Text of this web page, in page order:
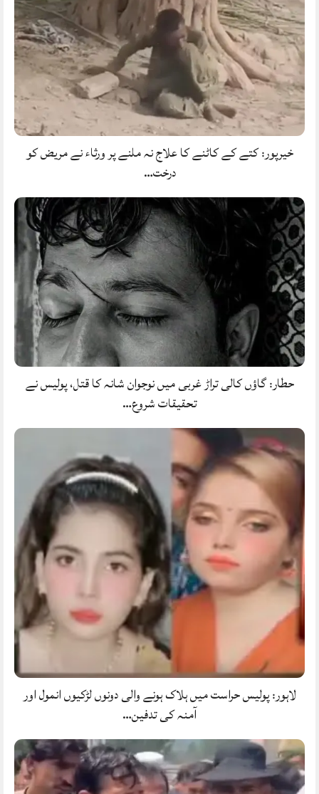
خیرپور: کتے کے کاٹنے کا علاج نہ ملنے پر ورثاء نے مریض کو
درخت…
حطار: گاؤں کالی تراڑ غربی میں نوجوان شانہ کا قتل، پولیس نے
تحقیقات شروع…
لاہور: پولیس حراست میں ہلاک ہونے والی دونوں لڑکیوں انمول اور
آمنہ کی تدفین…